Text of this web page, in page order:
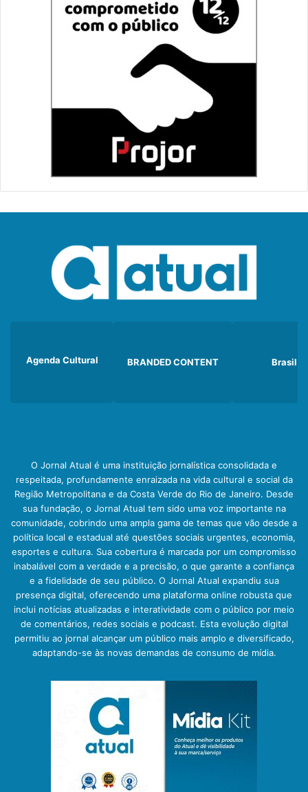
Agenda Cultural BRANDED CONTENT Brasil
O Jornal Atual é uma instituição jornalística consolidada e
respeitada, profundamente enraizada na vida cultural e social da
Região Metropolitana e da Costa Verde do Rio de Janeiro. Desde
sua fundação, o Jornal Atual tem sido uma voz importante na
comunidade, cobrindo uma ampla gama de temas que vão desde a
política local e estadual até questões sociais urgentes, economia,
esportes e cultura. Sua cobertura é marcada por um compromisso
inabalável com a verdade e a precisão, o que garante a confiança
e a fidelidade de seu público. O Jornal Atual expandiu sua
presença digital, oferecendo uma plataforma online robusta que
inclui notícias atualizadas e interatividade com o público por meio
de comentários, redes sociais e podcast. Esta evolução digital
permitiu ao jornal alcançar um público mais amplo e diversificado,
adaptando-se às novas demandas de consumo de mídia.